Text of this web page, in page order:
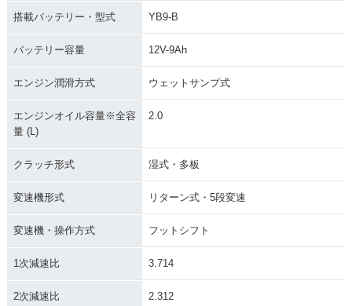
搭載バッテリー・型式 YB9-B
バッテリー容量 12V-9Ah
エンジン潤滑方式 ウェットサンプ式
エンジンオイル容量※全容
量 (L)
2.0
クラッチ形式 湿式・多板
変速機形式 リターン式・5段変速
変速機・操作方式 フットシフト
1次減速比 3.714
2次減速比 2.312